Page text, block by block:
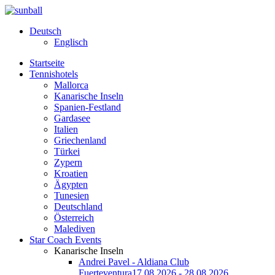
Deutsch
Englisch
Startseite
Tennishotels
Mallorca
Kanarische Inseln
Spanien-Festland
Gardasee
Italien
Griechenland
Türkei
Zypern
Kroatien
Ägypten
Tunesien
Deutschland
Österreich
Malediven
Star Coach Events
Kanarische Inseln
Andrei Pavel - Aldiana Club
Fuerteventura17.08.2026 - 28.08.2026